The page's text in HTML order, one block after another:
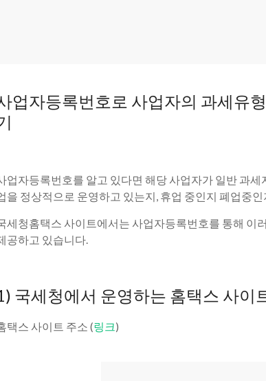
업자등록번호로 사업자의 과세유
업자등록번호를 알고 있다면 해당 사업자가 일반 과
을 정상적으로 운영하고 있는지, 휴업 중인지 폐업중
세청홈택스 사이트에서는 사업자등록번호를 통해 이
공하고 있습니다.
국세청에서 운영하는 홈택스 사이
택스 사이트 주소 (링크)